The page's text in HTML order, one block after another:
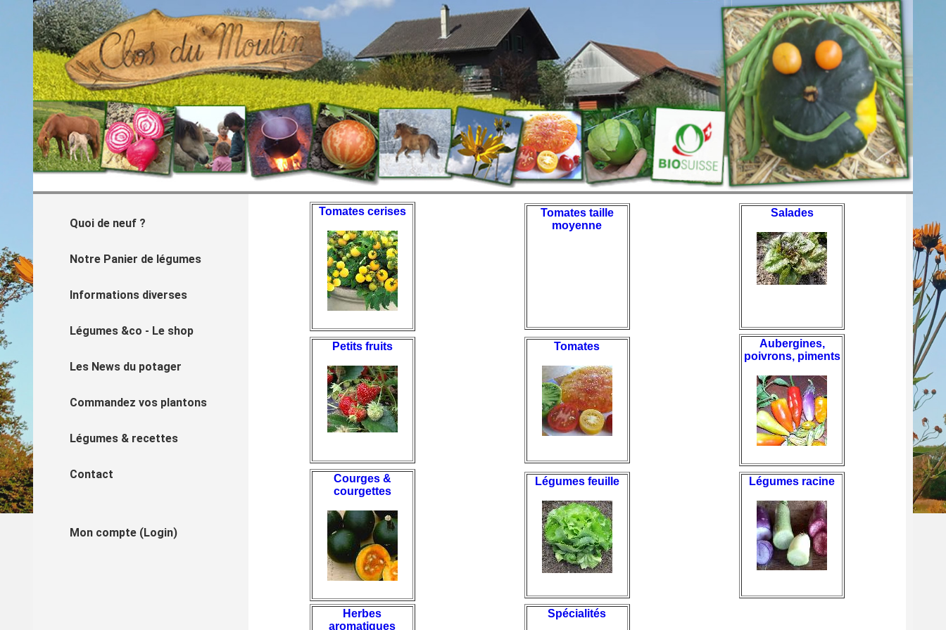
Quoi de neuf ?
Notre Panier de légumes
Informations diverses
Légumes &co - Le shop
Les News du potager
Commandez vos plantons
Légumes & recettes
Contact
Mon compte (Login)
Tomates cerises
Tomates taille
moyenne
Salades
Petits fruits Tomates
Aubergines,
poivrons, piments
Courges &
courgettes
Légumes feuille Légumes racine
Herbes
aromatiques
Spécialités